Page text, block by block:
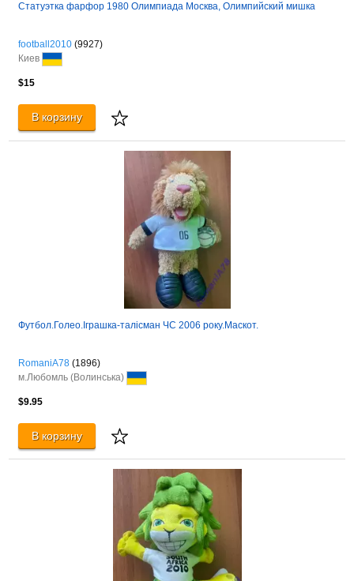
Статуэтка фарфор 1980 Олимпиада Москва, Олимпийский мишка
football2010 (9927)
Киев
$15
В корзину
Футбол.Голео.Іграшка-талісман ЧС 2006 року.Маскот.
RomaniA78 (1896)
м.Любомль (Волинська)
$9.95
В корзину